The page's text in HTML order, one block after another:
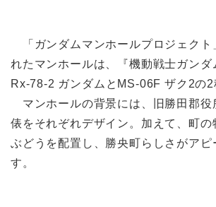
「ガンダムマンホールプロジェクト
れたマンホールは、『機動戦士ガンダ
Rx-78-2 ガンダムとMS-06F ザク2の2
マンホールの背景には、旧勝田郡役
俵をそれぞれデザイン。加えて、町の
ぶどうを配置し、勝央町らしさがアピ
す。